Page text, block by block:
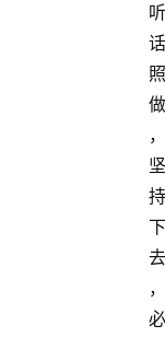
听
话
照
做
，
坚
持
下
去
，
必